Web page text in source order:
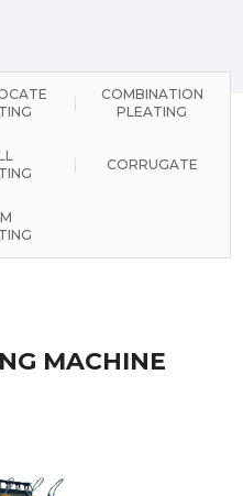
COMBINATION
PLEATING
CORRUGATE
MACHINE